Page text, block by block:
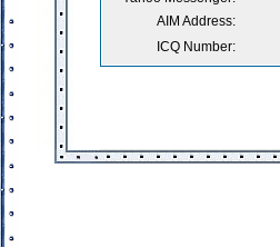
AIM Address:
ICQ Number: